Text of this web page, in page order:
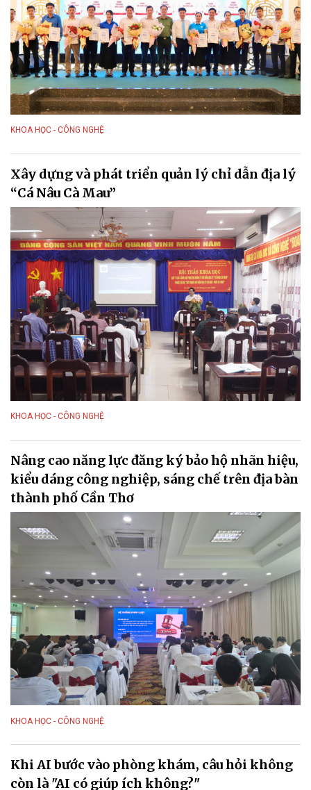
KHOA HỌC - CÔNG NGHỆ
Xây dựng và phát triển quản lý chỉ dẫn địa lý
“Cá Nâu Cà Mau”
KHOA HỌC - CÔNG NGHỆ
Nâng cao năng lực đăng ký bảo hộ nhãn hiệu,
kiểu dáng công nghiệp, sáng chế trên địa bàn
thành phố Cần Thơ
KHOA HỌC - CÔNG NGHỆ
Khi AI bước vào phòng khám, câu hỏi không
còn là "AI có giúp ích không?"